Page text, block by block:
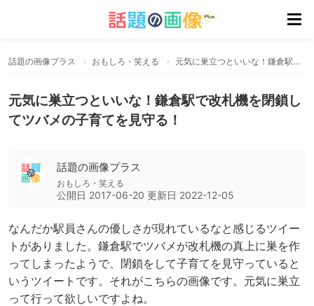
話題の画像プラス おもしろ・笑える 元気に巣立つといいな！鎌倉駅で改札機を閉鎖してツバメの子育てを見守る！
元気に巣立つといいな！鎌倉駅で改札機を閉鎖し
てツバメの子育てを見守る！
話題の画像プラス
おもしろ・笑える
公開日 2017-06-20 更新日 2022-12-05
なんだか駅員さんの優しさが現れているなと感じるツイー
トがありました。鎌倉駅でツバメが改札機の真上に巣を作
ってしまったようで、閉鎖をして子育てを見守っていると
いうツイートです。それがこちらの画像です。元気に巣立
って行って欲しいですよね。